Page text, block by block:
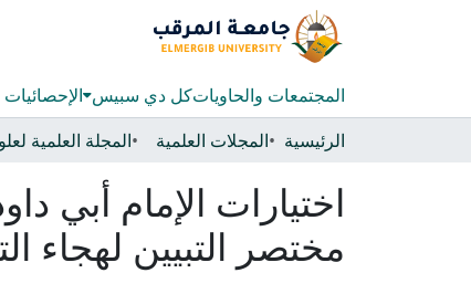
المجتمعات والحاوياتكل دي سبيس الإحصائيات
الرئيسية
المجلات العلمية المجلة العلمية
اختيارات الإمام أبي
مختصر التبيين لهجاء